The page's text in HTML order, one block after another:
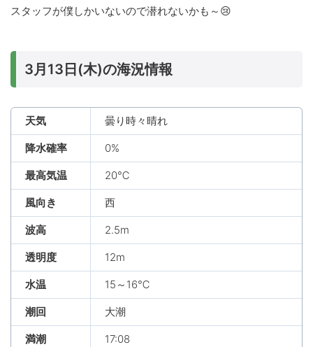
スタッフが僕しかいないので潜れないかも～😢
3月13日(木)の海況情報
天気 曇り時々晴れ
降水確率 0%
最高気温 20℃
風向き 西
波高 2.5m
透明度 12m
水温 15～16℃
潮回 大潮
満潮 17:08